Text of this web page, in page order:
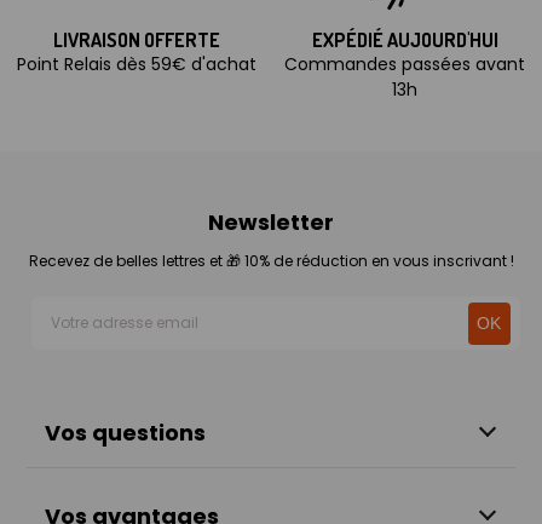
LIVRAISON OFFERTE
Point Relais dès 59€ d'achat
EXPÉDIÉ AUJOURD'HUI
Commandes passées avant
13h
Vos questions
Vos avantages
Newsletter
Recevez de belles lettres et 🎁 10% de réduction en vous inscrivant !